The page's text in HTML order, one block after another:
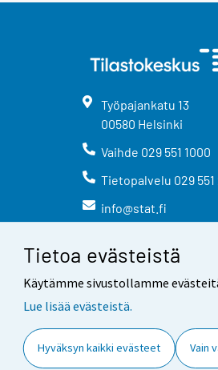
Tietoa evästeistä
Käytämme sivustollamme
Lue lisää evästeistä.
Hyväksyn kaikki evästeet Vain
Työpajankatu 13
00580 Helsinki
Vaihde 029 551 1000
Tietopalvelu 029
info@stat.fi